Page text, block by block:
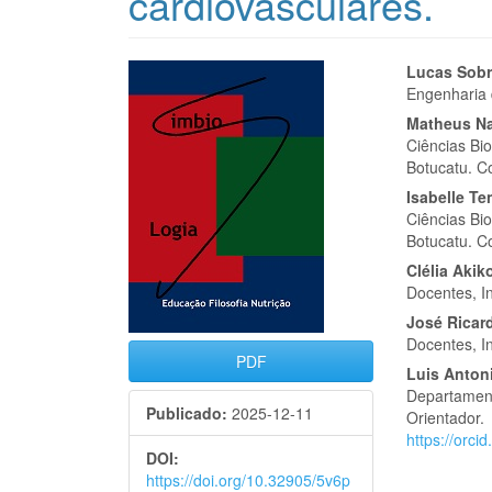
lateral
PDF
Publicado: 2025-12-11
DOI:
https://doi.org/10.32905/5v6p
do
artigo
Lucas
Engenharia
Matheus
Ciências
Botucatu.
Isabelle
Ciências
Botucatu.
Clélia
Docentes,
José
Docentes,
Luis
Orientador.
https://